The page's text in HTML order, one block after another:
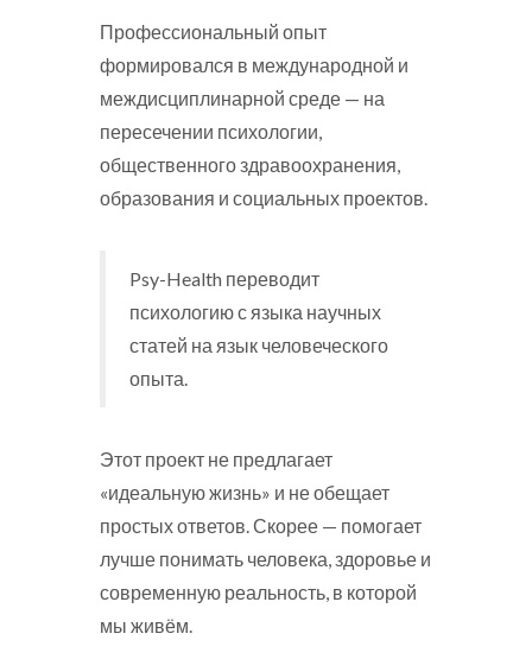
Профессиональный опыт
формировался в международной и
междисциплинарной среде — на
пересечении психологии,
общественного здравоохранения,
образования и социальных проектов.
Psy-Health переводит
психологию с языка научных
статей на язык человеческого
опыта.
Этот проект не предлагает
«идеальную жизнь» и не обещает
простых ответов. Скорее — помогает
лучше понимать человека, здоровье и
современную реальность, в которой
мы живём.